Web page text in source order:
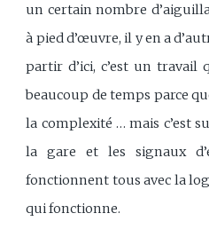
un certain nombre
à pied d’œuvre, il y en a
partir d’ici, c’est un travail
beaucoup de temps parce
la complexité … mais c’est
la gare et les signaux
fonctionnent tous avec la
qui fonctionne.